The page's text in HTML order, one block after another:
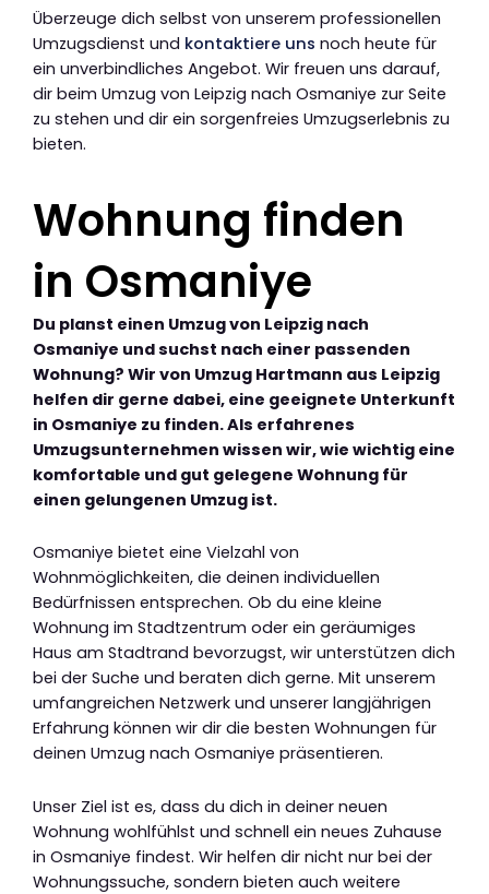
Überzeuge dich selbst von unserem professionellen
Umzugsdienst und kontaktiere uns noch heute für
ein unverbindliches Angebot. Wir freuen uns darauf,
dir beim Umzug von Leipzig nach Osmaniye zur Seite
zu stehen und dir ein sorgenfreies Umzugserlebnis zu
bieten.
Wohnung finden
in Osmaniye
Du planst einen Umzug von Leipzig nach
Osmaniye und suchst nach einer passenden
Wohnung? Wir von Umzug Hartmann aus Leipzig
helfen dir gerne dabei, eine geeignete Unterkunft
in Osmaniye zu finden. Als erfahrenes
Umzugsunternehmen wissen wir, wie wichtig eine
komfortable und gut gelegene Wohnung für
einen gelungenen Umzug ist.
Osmaniye bietet eine Vielzahl von
Wohnmöglichkeiten, die deinen individuellen
Bedürfnissen entsprechen. Ob du eine kleine
Wohnung im Stadtzentrum oder ein geräumiges
Haus am Stadtrand bevorzugst, wir unterstützen dich
bei der Suche und beraten dich gerne. Mit unserem
umfangreichen Netzwerk und unserer langjährigen
Erfahrung können wir dir die besten Wohnungen für
deinen Umzug nach Osmaniye präsentieren.
Unser Ziel ist es, dass du dich in deiner neuen
Wohnung wohlfühlst und schnell ein neues Zuhause
in Osmaniye findest. Wir helfen dir nicht nur bei der
Wohnungssuche, sondern bieten auch weitere